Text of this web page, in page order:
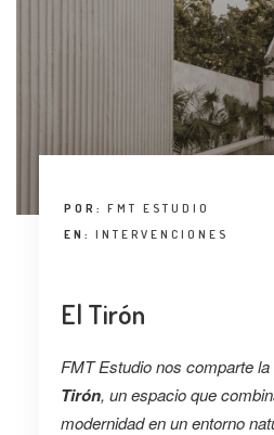
CONSEJO HONORÍFICO
POR: FMT ESTUDIO
EN: INTERVENCIONES
El Tirón
FMT Estudio nos comparte
Tirón, un espacio que
modernidad en un entorno